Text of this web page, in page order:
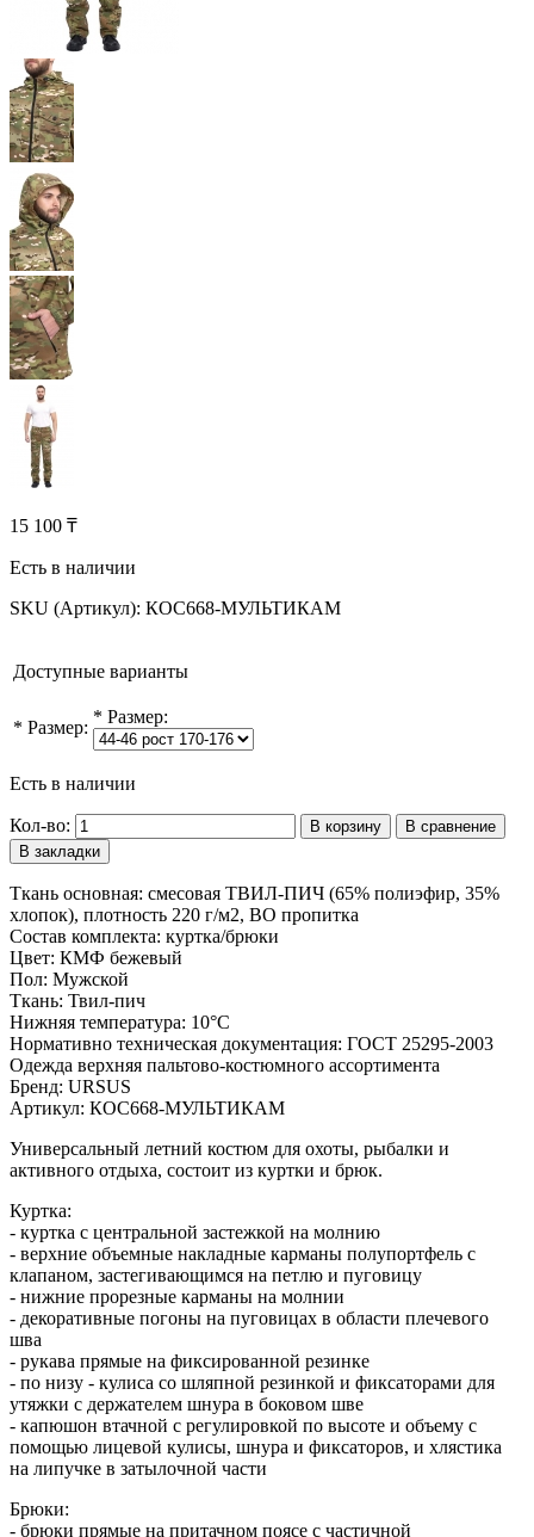
15 100 ₸
Есть в наличии
SKU (Артикул): КОС668-МУЛЬТИКАМ
Доступные варианты
* Размер:
* Размер:
Есть в наличии
Кол-во: В корзину
В сравнение
В закладки
Ткань основная: смесовая ТВИЛ-ПИЧ (65% полиэфир, 35%
хлопок), плотность 220 г/м2, ВО пропитка
Состав комплекта: куртка/брюки
Цвет: КМФ бежевый
Пол: Мужской
Ткань: Твил-пич
Нижняя температура: 10°С
Нормативно техническая документация: ГОСТ 25295-2003
Одежда верхняя пальтово-костюмного ассортимента
Бренд: URSUS
Артикул: КОС668-МУЛЬТИКАМ
Универсальный летний костюм для охоты, рыбалки и
активного отдыха, состоит из куртки и брюк.
Куртка:
- куртка с центральной застежкой на молнию
- верхние объемные накладные карманы полупортфель с
клапаном, застегивающимся на петлю и пуговицу
- нижние прорезные карманы на молнии
- декоративные погоны на пуговицах в области плечевого
шва
- рукава прямые на фиксированной резинке
- по низу - кулиса со шляпной резинкой и фиксаторами для
утяжки с держателем шнура в боковом шве
- капюшон втачной с регулировкой по высоте и объему с
помощью лицевой кулисы, шнура и фиксаторов, и хлястика
на липучке в затылочной части
Брюки:
- брюки прямые на притачном поясе с частичной